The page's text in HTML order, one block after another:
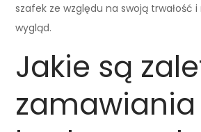
szafek ze względu na swoją trwałość
wygląd.
Jakie są